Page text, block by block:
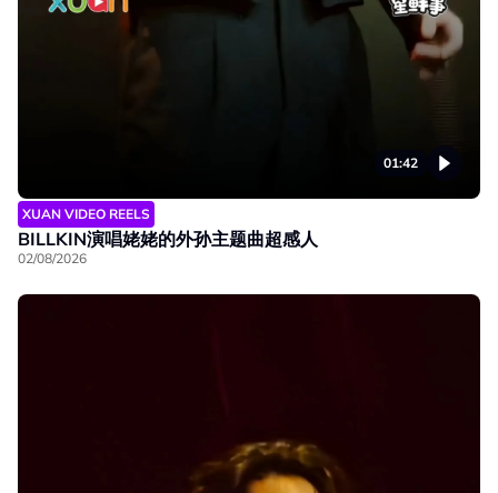
01:42
XUAN VIDEO REELS
BILLKIN演唱姥姥的外孙主题曲超感人
02/08/2026